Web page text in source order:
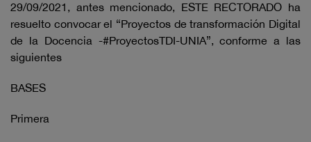
29/09/2021, antes mencionado, ESTE RECTORADO ha
resuelto convocar el “Proyectos de transformación Digital
de la Docencia -#ProyectosTDI-UNIA”, conforme a las
siguientes
BASES
Primera